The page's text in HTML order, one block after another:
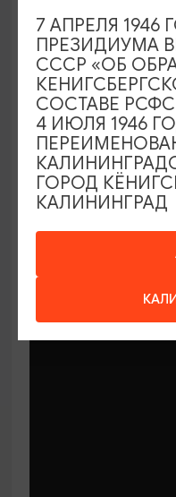
МАСТЕР-КЛАССЫ
Мастер-классы
Бодяковой
Калининград, ул.
7 АПРЕЛЯ
ПРЕЗИДИУМА
СССР «ОБ
СОСТАВЕ
4 ИЮЛЯ 1946
ГОРОД
КАЛИНИНГРАД